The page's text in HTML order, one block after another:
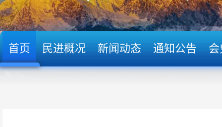
首页 民进概况 新闻动态 通知公告 会